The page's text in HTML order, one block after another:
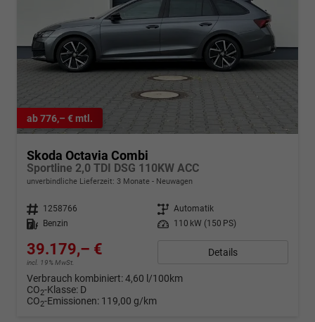
ab 776,– € mtl.
Skoda Octavia Combi
Sportline 2,0 TDI DSG 110KW ACC
unverbindliche Lieferzeit: 3 Monate Neuwagen
Fahrzeugnr. 1258766 Getriebe Automatik
Kraftstoff
Benzin Leistung 110 kW (150 PS)
39.179,– €
incl. 19% MwSt.
Details
Verbrauch kombiniert:4,60 l/100km
CO2-Klasse: D
CO2-Emissionen: 119,00 g/km